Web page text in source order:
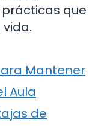
que
Mantener
Aula
de